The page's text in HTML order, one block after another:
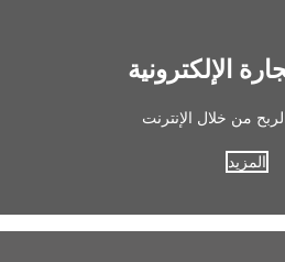
الإلكترونية
من خلال الإنترنت
المزيد